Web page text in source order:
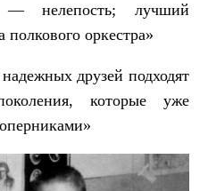
— нелепость; лучший
оркестра»
друзей подходят
которые уже